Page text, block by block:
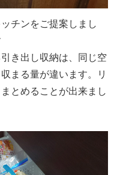
チンをご提案しまし
き出し収納は、同じ空
まる量が違います。リ
とめることが出来まし